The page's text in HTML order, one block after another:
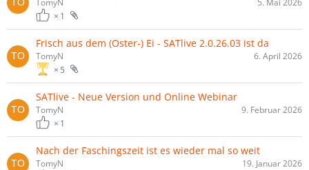
1
TomyN 5. Mai 2026
Frisch aus dem (Oster-) Ei - SATlive 2.0.26.03 ist da
5
TomyN 6. April 2026
SATlive - Neue Version und Online Webinar
1
TomyN 9. Februar 2026
Nach der Faschingszeit ist es wieder mal so weit
TomyN 19. Januar 2026